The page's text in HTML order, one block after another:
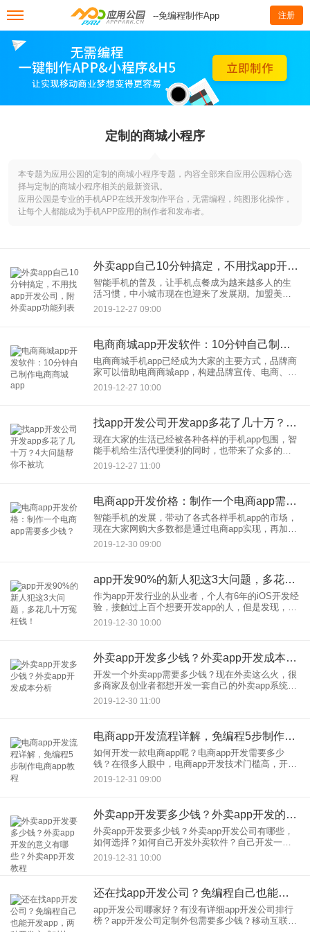
--免编程制作App 注册
定制的商城小程序
本专题为应用公园的定制的商城小程序专题，内容全部来自应用公园精心选
择与定制的商城小程序相关的最新资讯。
应用公园是专业的手机APP在线开发制作平台，无需编程，纯图形化操作，
让每个人都能成为手机APP应用的制作者和发布者。
外卖app自己10分钟搞定，不用找app开发公司，附外卖app功能列表
智能手机的普及，让手机点餐成为越来越多人的生
活习惯，中小城市现在也迎来了发展期。加盟美
团、饿了么等平台，面临高额的抽成，自建外卖app
成为不少餐饮商家及创业者的选择。外卖app开发多
2019-12-27 09:00
电商商城app开发软件：10分钟自己制作电商商城app
电商商城手机app已经成为大家的主要方式，品牌商
家可以借助电商商城app，构建品牌宣传、电商、会
员于一体的系统；实体零售企业可以借助电商商城
app的外卖配送系统，打造线上线下联动的新零售体
2019-12-27 10:00
找app开发公司开发app多花了几十万？4大问题帮你不被坑
现在大家的生活已经被各种各样的手机app包围，智
能手机给生活代理便利的同时，也带来了众多的创
业赚钱机会。开发一款app需要多少钱？如何找到一
家靠谱的app开发公司？app开发需求的旺盛也催生
2019-12-27 11:00
电商app开发价格：制作一个电商app需要多少钱？
智能手机的发展，带动了各式各样手机app的市场，
现在大家网购大多数都是通过电商app实现，再加上
分销、配送等模式发展，自建电商app成为很多企业
的选择，电商app开发成本大概多少？制作一个电商
2019-12-30 09:00
app开发90%的新人犯这3大问题，多花几十万冤枉钱！
作为app开发行业的从业者，个人有6年的iOS开发经
验，接触过上百个想要开发app的人，但是发现，大
家总会犯一些共同的错误，比如对个人的开发需求
模糊、着急要报价、网站和app分不清、以为app开
2019-12-30 10:00
外卖app开发多少钱？外卖app开发成本分析
开发一个外卖app需要多少钱？现在外卖这么火，很
多商家及创业者都想开发一套自己的外卖app系统，
但是咨询多家公司，会发现外卖app的价格天差地
别。同样的app，为什么价格差别这么大，该如何选
2019-12-30 11:00
电商app开发流程详解，免编程5步制作电商app教程
如何开发一款电商app呢？电商app开发需要多少
钱？在很多人眼中，电商app开发技术门槛高，开发
过程比较复杂。其实，现在普通人自己也能制作电
商app了。这里为大家详细介绍一些电商app开发的
2019-12-31 09:00
外卖app开发要多少钱？外卖app开发的意义有哪些？外卖app开发教程
外卖app开发要多少钱？外卖app开发公司有哪些，
如何选择？如何自己开发外卖软件？自己开发一款
外卖软件需要哪些条件？这里为大家进行详细的分
析。外卖app开发的意义1、拓展线上用户：现在大
2019-12-31 10:00
还在找app开发公司？免编程自己也能开发app，两种开发方式对比
app开发公司哪家好？有没有详细app开发公司排行
榜？app开发公司定制外包需要多少钱？移动互联网